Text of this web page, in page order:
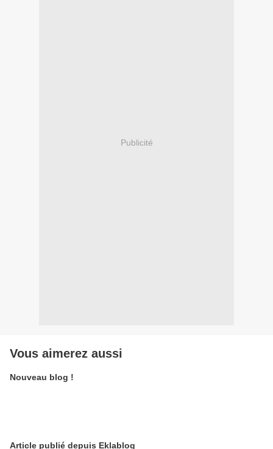
Publicité
Vous aimerez aussi
Nouveau blog !
Article publié depuis Eklablog